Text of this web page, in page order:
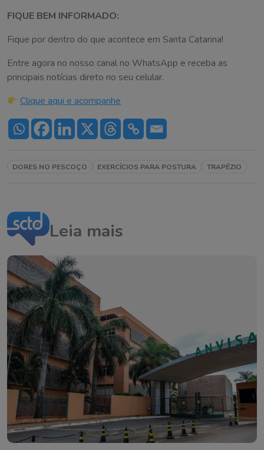
FIQUE BEM INFORMADO:
Fique por dentro do que acontece em Santa Catarina!
Entre agora no nosso canal no WhatsApp e receba as
principais notícias direto no seu celular.
Clique aqui e acompanhe
DORES NO PESCOÇO EXERCÍCIOS PARA POSTURA TRAPÉZIO
Leia mais